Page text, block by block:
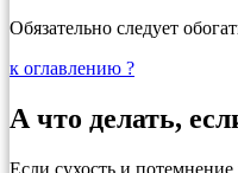
Обязательно следует
к оглавлению ?
А что делать,